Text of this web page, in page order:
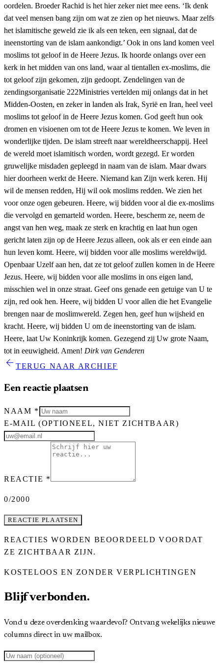
oordelen. Broeder Rachid is het hier zeker niet mee eens. ‘Ik denk
dat veel mensen bang zijn om wat ze zien op het nieuws. Maar zelfs
het islamitische geweld zie ik als een teken, een signaal, dat de
ineenstorting van de islam aankondigt.’ Ook in ons land komen veel
moslims tot geloof in de Heere Jezus. Ik hoorde onlangs over een
kerk in het midden van ons land, waar al tientallen ex-moslims, die
tot geloof zijn gekomen, zijn gedoopt. Zendelingen van de
zendingsorganisatie 222Ministries vertelden mij onlangs dat in het
Midden-Oosten, en zeker in landen als Irak, Syrië en Iran, heel veel
moslims tot geloof in de Heere Jezus komen. God geeft hun ook
dromen en visioenen om tot de Heere Jezus te komen. We leven in
wonderlijke tijden. De islam streeft naar wereldheerschappij. Heel
de wereld moet islamitisch worden, wordt gezegd. Er worden
gruwelijke misdaden gepleegd in naam van de islam. Maar dwars
hier doorheen werkt de Heere. Niemand kan Zijn werk keren. Hij
wil de mensen redden, Hij wil ook moslims redden. We zien het
voor onze ogen gebeuren. Heere, wij bidden voor al die ex-moslims
die vervolgd en gemarteld worden. Heere, bescherm ze, neem de
angst van hen weg, maak ze sterk en krachtig en laat hun ogen
gericht laten zijn op de Heere Jezus alleen, ook als er een einde aan
hun leven komt. Heere, wij bidden voor alle moslims wereldwijd.
Openbaar Uzelf aan hen, dat ze tot geloof zullen komen in de Heere
Jezus. Heere, wij bidden voor alle moslims in ons eigen land,
misschien wel in onze straat. Geef ons genade een getuige van U te
zijn, red ook hen. Heere, wij bidden U voor allen die het Evangelie
brengen naar de moslimwereld. Zegen hen, geef hun wijsheid en
kracht. Heere, wij bidden U om de ineenstorting van de islam.
Heere, laat Uw Koninkrijk komen. Gezegend zij Uw grote Naam,
tot in eeuwigheid. Amen! Dirk van Genderen
arrow_back TERUG NAAR ARCHIEF
Een reactie plaatsen
NAAM *
E-MAIL(OPTIONEEL, NIET ZICHTBAAR)
REACTIE *
0/2000
REACTIE PLAATSEN
REACTIES WORDEN BEOORDEELD VOORDAT
ZE ZICHTBAAR ZIJN.
KOSTELOOS EN ZONDER VERPLICHTINGEN
Blijf verbonden.
Vond u deze overdenking waardevol? Ontvang wekelijks nieuwe
columns direct in uw mailbox.